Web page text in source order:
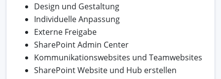
Design und Gestaltung
Individuelle Anpassung
Externe Freigabe
SharePoint Admin Center
Kommunikationswebsites und Teamwebsites
SharePoint Website und Hub erstellen